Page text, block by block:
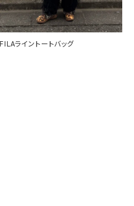
FILAライントートバッグ